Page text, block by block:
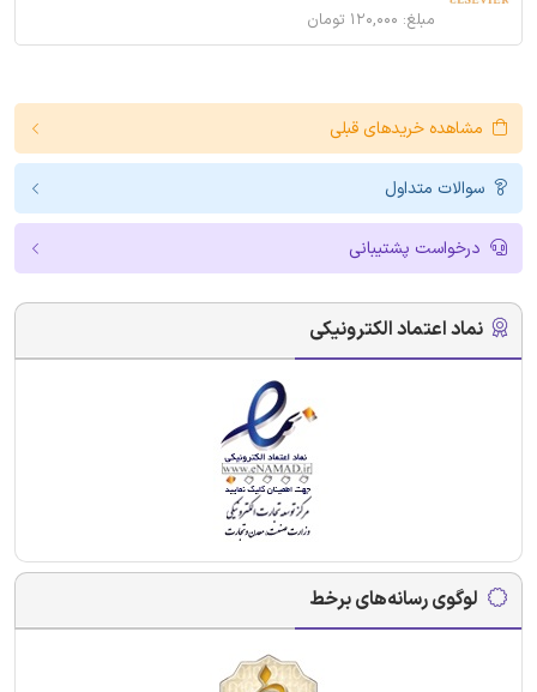
مبلغ: ۱۲۰,۰۰۰ تومان
مشاهده خریدهای قبلی
سوالات متداول
درخواست پشتیبانی
نماد اعتماد الکترونیکی
لوگوی رسانه‌های برخط